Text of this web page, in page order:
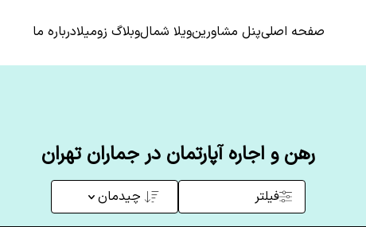
صفحه اصلیپنل مشاورینویلا شمالوبلاگ زومیلادرباره ما
رهن و اجاره آپارتمان در جماران تهران
فیلتر چیدمان